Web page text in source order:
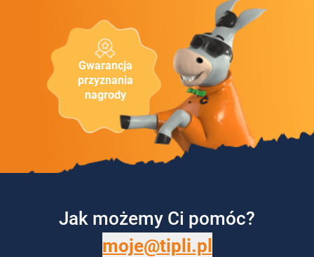
Gwarancja
przyznania
nagrody
Jak możemy Ci pomóc?
moje@tipli.pl